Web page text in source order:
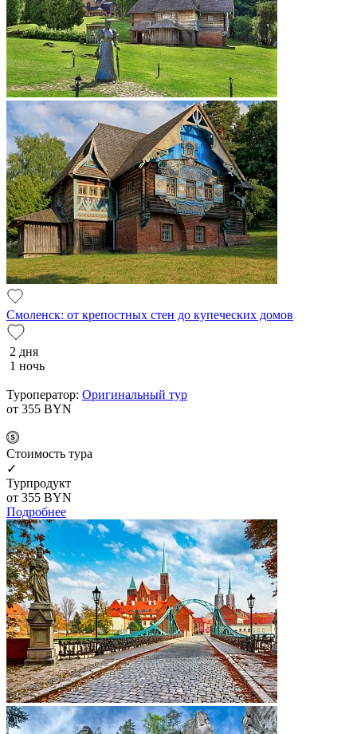
Смоленск: от крепостных стен до купеческих домов
2 дня
1 ночь
Туроператор: Оригинальный тур
от 355 BYN
Cтоимость тура
✓
Турпродукт
от 355 BYN
Подробнее